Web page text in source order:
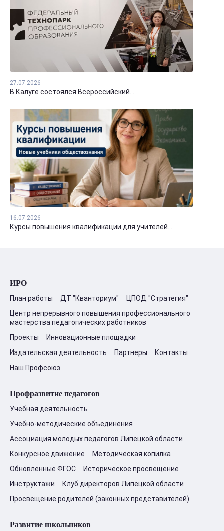
27.07.2026
В Калуге состоялся Всероссийский...
16.07.2026
Курсы повышения квалификации для учителей...
ИРО
План работы ДТ "Кванториум"
ЦПОД "Стратегия"
Центр непрерывного повышения профессионального
мастерства педагогических работников
Проекты
Инновационные площадки
Издательская деятельность
Партнеры
Контакты
Наш Профсоюз
Профразвитие педагогов
Учебная деятельность
Учебно-методические объединения
Ассоциация молодых педагогов Липецкой области
Конкурсное движение
Методическая копилка
Обновленные ФГОС
Историческое просвещение
Инструктажи
Клуб директоров Липецкой области
Просвещение родителей (законных представителей)
Развитие школьников